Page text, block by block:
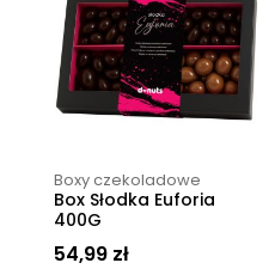
Boxy czekoladowe
Box Słodka Euforia
400G
54,99 zł